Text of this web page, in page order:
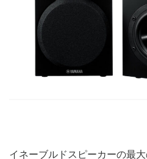
イネーブルドスピーカーの最